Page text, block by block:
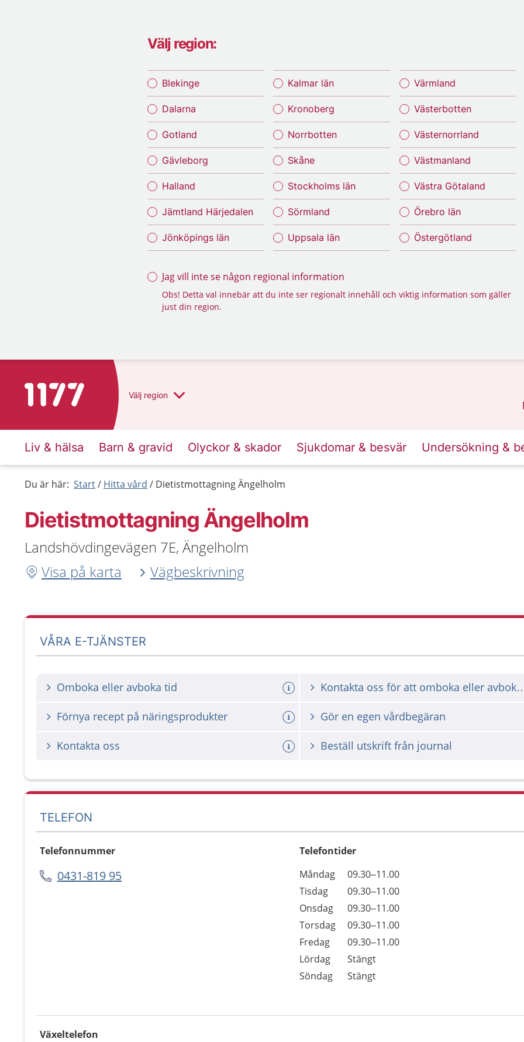
Välj region:
Blekinge
Dalarna
Gotland
Gävleborg
Halland
Jämtland Härjedalen
Jönköpings län
Kalmar län
Kronoberg
Norrbotten
Skåne
Stockholms län
Sörmland
Uppsala län
Värmland
Västerbotten
Västernorrland
Västmanland
Västra Götaland
Örebro län
Östergötland
Jag vill inte se någon regional information
Obs! Detta val innebär att du inte ser regionalt innehåll och viktig information som gäller
just din region.
Till startsidan för 1177 Välj region
Liv & hälsa Barn & gravid Olyckor & skador Sjukdomar & besvär Undersökning &
Du är här: Start Hitta vård Dietistmottagning Ängelholm
Dietistmottagning Ängelholm
Landshövdingevägen 7E, Ängelholm
Visa på karta
Vägbeskrivning
VÅRA E-TJÄNSTER
Omboka eller avboka tid Kontakta oss för
Förnya recept på näringsprodukter Gör en egen vårdbegäran
Kontakta oss Beställ utskrift från journal
TELEFON
Telefonnummer
0431-819 95
Telefontider
Dag
Öppettider
Kommentarer
Måndag
09.30–11.00
Tisdag
09.30–11.00
Onsdag
09.30–11.00
Torsdag
09.30–11.00
Fredag
09.30–11.00
Lördag
Stängt
Söndag
Stängt
Växeltelefon